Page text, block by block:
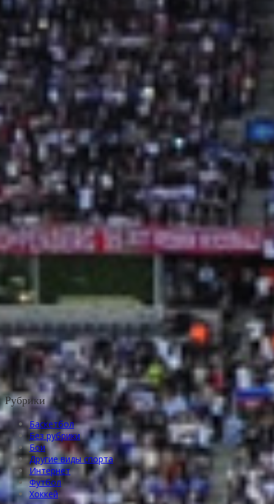
Рубрики
Баскетбол
Без рубрики
Бои
Другие виды спорта
Интернет
Футбол
Хоккей